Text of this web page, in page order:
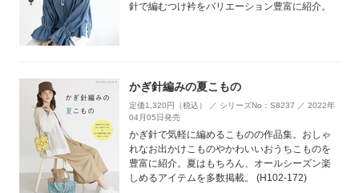
針で編むつけ衿をバリエーション豊富に紹介。
かぎ針編みの夏こもの
定価1,320円（税込） ／ シリーズNo：S8237 ／ 2022年
04月05日発売
かぎ針で気軽に編めるこものの作品集。おしゃ
れなお出かけこものやかわいいおうちこものを
豊富に紹介。夏はもちろん、オールシーズン楽
しめるアイテムを多数掲載。 (H102-172)